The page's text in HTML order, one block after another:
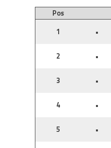
Pos
1
•
2 •
3 •
4 •
5 •